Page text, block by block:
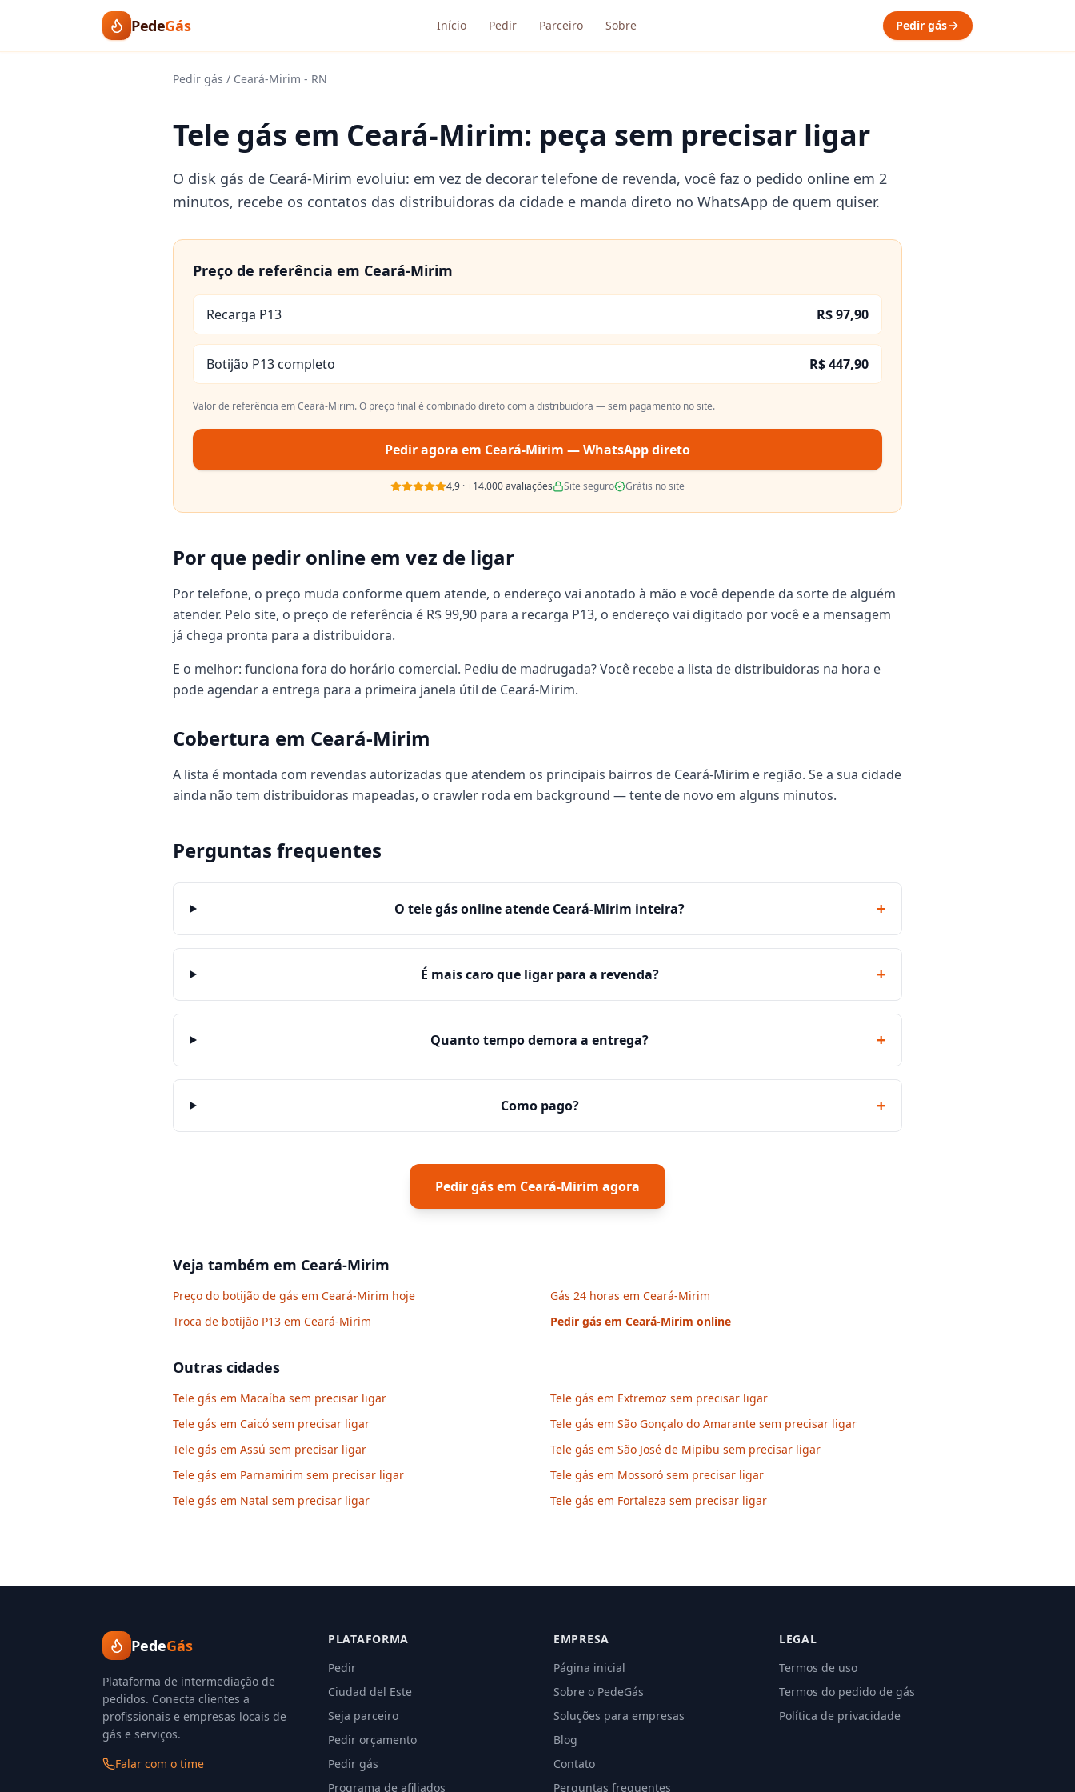
PedeGás Início Pedir Parceiro Sobre Pedir gás
Pedir gás / Ceará-Mirim - RN
Tele gás em Ceará-Mirim: peça sem precisar ligar
O disk gás de Ceará-Mirim evoluiu: em vez de decorar telefone de revenda, você faz o pedido online em 2
minutos, recebe os contatos das distribuidoras da cidade e manda direto no WhatsApp de quem quiser.
Preço de referência em Ceará-Mirim
Recarga P13 R$ 97,90
Botijão P13 completo R$ 447,90
Valor de referência emCeará-Mirim. O preço final é combinado direto com a distribuidora — sem pagamento no site.
Pedir agora em Ceará-Mirim — WhatsApp direto
4,9 ·+14.000avaliações Site seguro Grátis no site
Por que pedir online em vez de ligar
Por telefone, o preço muda conforme quem atende, o endereço vai anotado à mão e você depende da sorte de alguém
atender. Pelo site, o preço de referência é R$ 99,90 para a recarga P13, o endereço vai digitado por você e a mensagem
já chega pronta para a distribuidora.
E o melhor: funciona fora do horário comercial. Pediu de madrugada? Você recebe a lista de distribuidoras na hora e
pode agendar a entrega para a primeira janela útil de Ceará-Mirim.
Cobertura em Ceará-Mirim
A lista é montada com revendas autorizadas que atendem os principais bairros de Ceará-Mirim e região. Se a sua cidade
ainda não tem distribuidoras mapeadas, o crawler roda em background — tente de novo em alguns minutos.
Perguntas frequentes
O tele gás online atende Ceará-Mirim inteira? +
É mais caro que ligar para a revenda? +
Quanto tempo demora a entrega? +
Como pago? +
Pedir gás em Ceará-Mirim agora
Veja também em Ceará-Mirim
Preço do botijão de gás em Ceará-Mirim hoje
Gás 24 horas em Ceará-Mirim
Troca de botijão P13 em Ceará-Mirim
Pedir gás em Ceará-Mirim online
Outras cidades
Tele gás em Macaíba sem precisar ligar
Tele gás em Extremoz sem precisar ligar
Tele gás em Caicó sem precisar ligar
Tele gás em São Gonçalo do Amarante sem precisar ligar
Tele gás em Assú sem precisar ligar
Tele gás em São José de Mipibu sem precisar ligar
Tele gás em Parnamirim sem precisar ligar
Tele gás em Mossoró sem precisar ligar
Tele gás em Natal sem precisar ligar
Tele gás em Fortaleza sem precisar ligar
PedeGás
Plataforma de intermediação de
pedidos. Conecta clientes a
profissionais e empresas locais de
gás e serviços.
Falar com o time
PLATAFORMA
Pedir
Ciudad del Este
Seja parceiro
Pedir orçamento
Pedir gás
Programa de afiliados
EMPRESA
Página inicial
Sobre o PedeGás
Soluções para empresas
Blog
Contato
Perguntas frequentes
LEGAL
Termos de uso
Termos do pedido de gás
Política de privacidade